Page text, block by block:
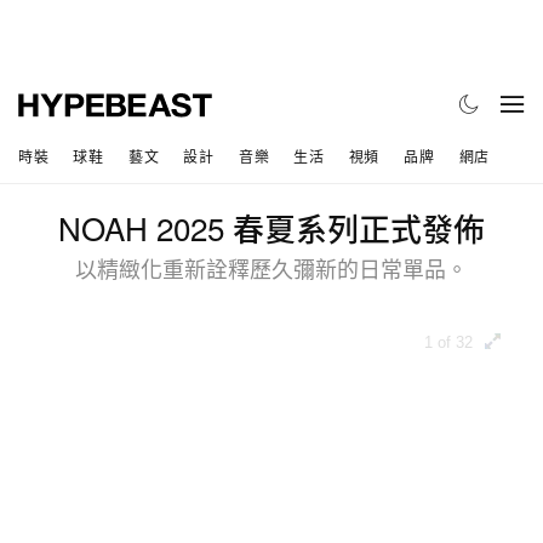
時裝 球鞋 藝文 設計 音樂 生活 視頻 品牌 網店
NOAH 2025 春夏系列正式發佈
以精緻化重新詮釋歷久彌新的日常單品。
1 of 32